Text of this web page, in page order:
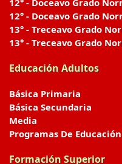
12° - Doceavo Grado
12° - Doceavo Grado
13° - Treceavo Grado
13° - Treceavo Grado
Educación Adultos
Básica Primaria
Básica Secundaria
Media
Programas De
Formación Superior